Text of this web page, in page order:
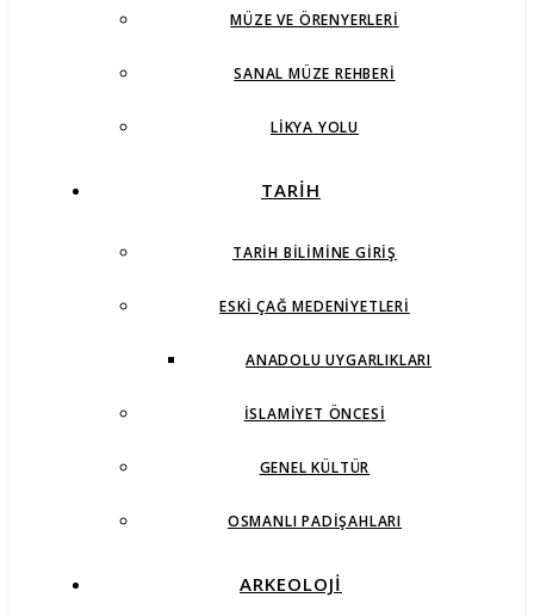
MÜZE VE ÖRENYERLERI
SANAL MÜZE REHBERI
LIKYA YOLU
TARİH
TARIH BILIMINE GIRIŞ
ESKI ÇAĞ MEDENIYETLERI
ANADOLU UYGARLIKLARI
İSLAMIYET ÖNCESI
GENEL KÜLTÜR
OSMANLI PADIŞAHLARI
ARKEOLOJİ